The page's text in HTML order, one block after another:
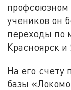
учеников он
переходы по
Красноярск
На его счету
базы